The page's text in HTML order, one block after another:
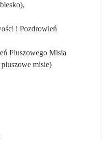
i Pozdrowień
Pluszowego Misia
misie)